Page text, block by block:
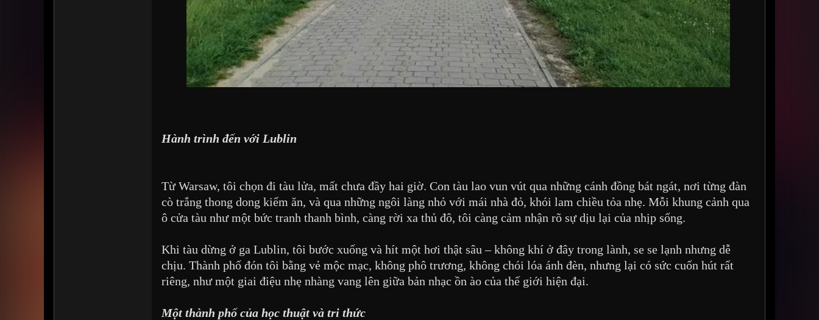
Hành trình đến với Lublin
Từ Warsaw, tôi chọn đi tàu lửa, mất chưa đầy hai giờ. Con tàu lao vun vút qua những cánh đồng bát ngát, nơi từng đàn
cò trắng thong dong kiếm ăn, và qua những ngôi làng nhỏ với mái nhà đỏ, khói lam chiều tỏa nhẹ. Mỗi khung cảnh qua
ô cửa tàu như một bức tranh thanh bình, càng rời xa thủ đô, tôi càng cảm nhận rõ sự dịu lại của nhịp sống.
Khi tàu dừng ở ga Lublin, tôi bước xuống và hít một hơi thật sâu – không khí ở đây trong lành, se se lạnh nhưng dễ
chịu. Thành phố đón tôi bằng vẻ mộc mạc, không phô trương, không chói lóa ánh đèn, nhưng lại có sức cuốn hút rất
riêng, như một giai điệu nhẹ nhàng vang lên giữa bản nhạc ồn ào của thế giới hiện đại.
Một thành phố của học thuật và tri thức